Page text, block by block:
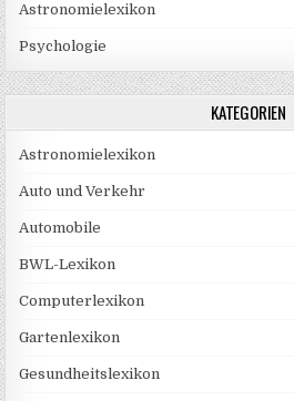
Astronomielexikon
Psychologie
KATEGORIEN
Astronomielexikon
Auto und Verkehr
Automobile
BWL-Lexikon
Computerlexikon
Gartenlexikon
Gesundheitslexikon